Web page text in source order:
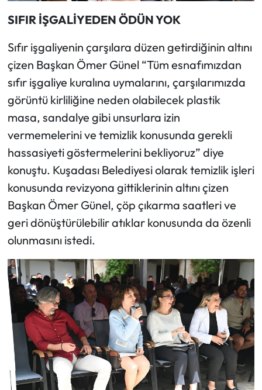
SIFIR İŞGALİYEDEN ÖDÜN YOK
Sıfır işgaliyenin çarşılara düzen getirdiğinin altını
çizen Başkan Ömer Günel “Tüm esnafımızdan
sıfır işgaliye kuralına uymalarını, çarşılarımızda
görüntü kirliliğine neden olabilecek plastik
masa, sandalye gibi unsurlara izin
vermemelerini ve temizlik konusunda gerekli
hassasiyeti göstermelerini bekliyoruz” diye
konuştu. Kuşadası Belediyesi olarak temizlik işleri
konusunda revizyona gittiklerinin altını çizen
Başkan Ömer Günel, çöp çıkarma saatleri ve
geri dönüştürülebilir atıklar konusunda da özenli
olunmasını istedi.